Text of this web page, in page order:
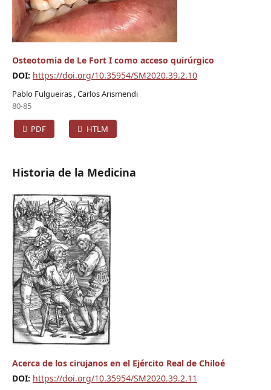
Osteotomia de Le Fort I como acceso quirúrgico
DOI: https://doi.org/10.35954/SM2020.39.2.10
Pablo Fulgueiras , Carlos Arismendi
80-85
PDF HTLM
Historia de la Medicina
Acerca de los cirujanos en el Ejército Real de Chiloé
DOI: https://doi.org/10.35954/SM2020.39.2.11